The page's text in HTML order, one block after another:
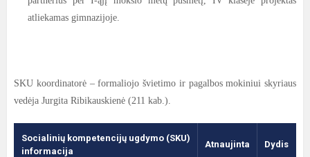
atliekamas gimnazijoje.
SKU koordinatorė – formaliojo švietimo ir pagalbos mokiniui skyriaus
vedėja Jurgita Ribikauskienė (211 kab.).
Socialinių kompetencijų ugdymo (SKU)
informacija
Atnaujinta Dydis